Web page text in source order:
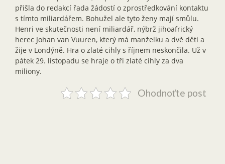
přišla do redakcí řada žádostí o zprostředkování kontaktu
s tímto miliardářem. Bohužel ale tyto ženy mají smůlu.
Henri ve skutečnosti není miliardář, nýbrž jihoafrický
herec Johan van Vuuren, který má manželku a dvě děti a
žije v Londýně. Hra o zlaté cihly s říjnem neskončila. Už v
pátek 29. listopadu se hraje o tři zlaté cihly za dva
miliony.
Ohodnoťte post